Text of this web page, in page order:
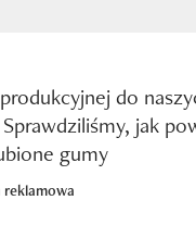
do
jak
gumy
reklamowa